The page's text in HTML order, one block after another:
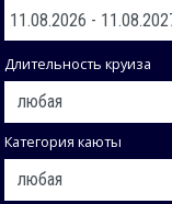
Длительность круиза
Категория каюты